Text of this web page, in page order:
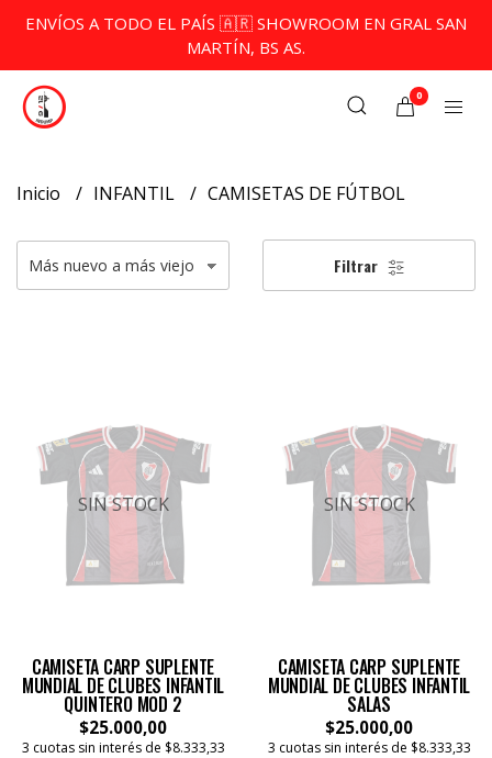
ENVÍOS A TODO EL PAÍS 🇦🇷 SHOWROOM EN GRAL SAN
MARTÍN, BS AS.
0
Inicio INFANTIL CAMISETAS DE FÚTBOL
Filtrar
SIN STOCK
CAMISETA CARP SUPLENTE
MUNDIAL DE CLUBES INFANTIL
QUINTERO MOD 2
$25.000,00
3 cuotas sin interés de $8.333,33
SIN STOCK
CAMISETA CARP SUPLENTE
MUNDIAL DE CLUBES INFANTIL
SALAS
$25.000,00
3 cuotas sin interés de $8.333,33